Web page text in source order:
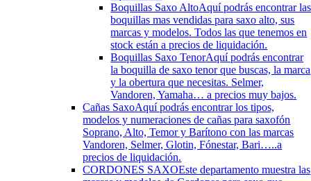
Boquillas Saxo AltoAquí podrás encontrar las
boquillas mas vendidas para saxo alto, sus
marcas y modelos. Todos las que tenemos en
stock están a precios de liquidación.
Boquillas Saxo TenorAquí podrás encontrar
la boquilla de saxo tenor que buscas, la marca
y la obertura que necesitas. Selmer,
Vandoren, Yamaha… a precios muy bajos.
Cañas SaxoAquí podrás encontrar los tipos,
modelos y numeraciones de cañas para saxofón
Soprano, Alto, Temor y Barítono con las marcas
Vandoren, Selmer, Glotin, Fónestar, Bari…..a
precios de liquidación.
CORDONES SAXOEste departamento muestra las